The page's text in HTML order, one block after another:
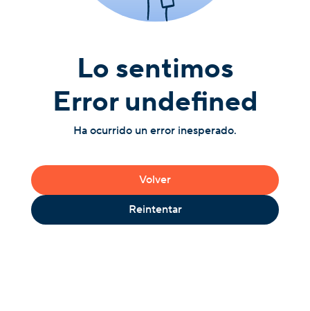
Lo sentimos
Error undefined
Ha ocurrido un error inesperado.
Volver
Reintentar